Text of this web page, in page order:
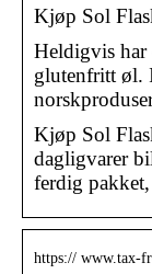
Kjøp Sol
Heldigvis har
glutenfritt øl.
Kjøp Sol
dagligvarer
ferdig pakket,
https:// www.tax-